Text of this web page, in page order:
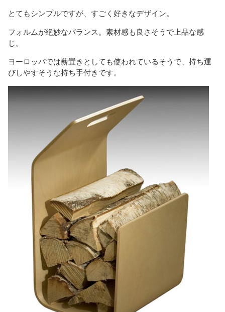
とてもシンプルですが、すごく好きなデザイン。
フォルムが絶妙なバランス。素材感も良さそうで上品な感
じ。
ヨーロッパでは薪置きとしても使われているそうで、持ち運
びしやすそうな持ち手付きです。